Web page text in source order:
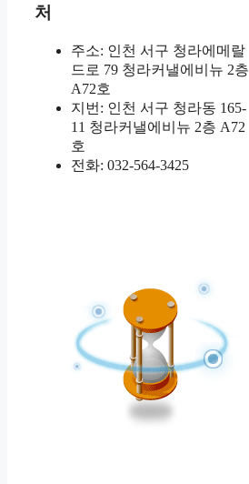
처
주소: 인천 서구 청라에메랄
드로 79 청라커낼에비뉴 2층
A72호
지번: 인천 서구 청라동 165-
11 청라커낼에비뉴 2층 A72
호
전화: 032-564-3425